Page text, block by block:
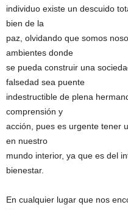
individuo existe un descuido
bien de la
paz, olvidando que somos
ambientes donde
se pueda construir una
falsedad sea puente
indestructible de plena
comprensión y
acción, pues es urgente tener
en nuestro
mundo interior, ya que es del
bienestar.
En cualquier lugar que nos